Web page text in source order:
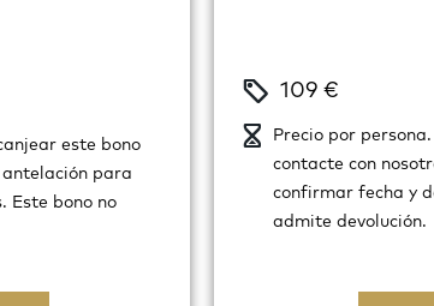
este bono
antelación para
Este bono no
109 €
Precio por
contacte con
confirmar fecha y
admite devolución.